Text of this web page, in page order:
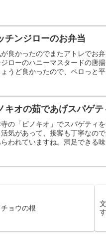
チンジローのお弁当
良かったのでまたアトレでお
ローのハニーマスタードの唐
ょうど良かったので、ペロっと
キオの茹であげスパゲテ
の「ピノキオ」でスパゲティ
気があって、接客も丁寧なの
らわれていますね。満足できる
ョウの根
す